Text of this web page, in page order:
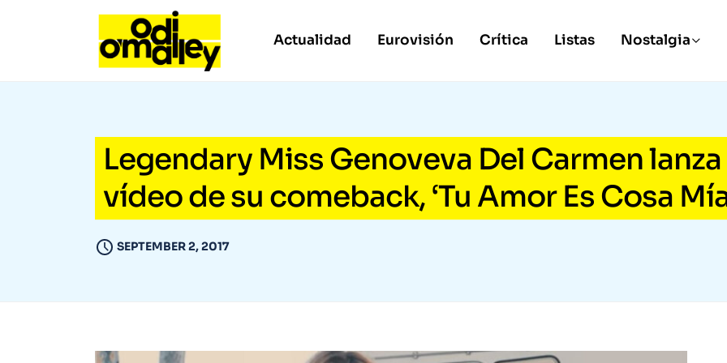
Actualidad Eurovisión Crítica Listas Nostalgia
Legendary Miss Genoveva Del Carmen
vídeo de su comeback, ‘Tu Amor Es Cosa
SEPTEMBER 2, 2017